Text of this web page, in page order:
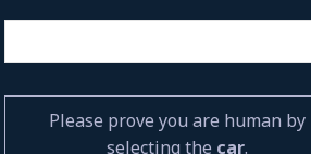
Please prove you are human by
selecting the car.